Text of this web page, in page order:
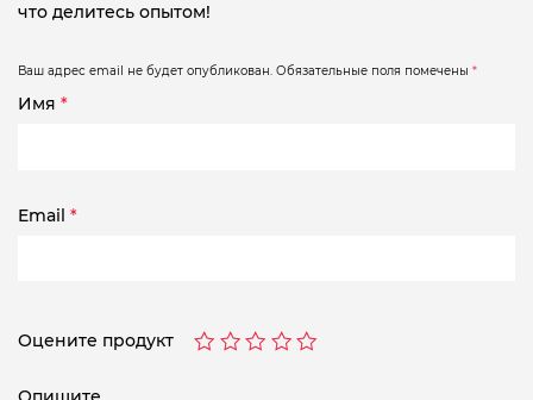
что делитесь опытом!
Ваш адрес email не будет опубликован. Обязательные поля помечены *
Имя *
Email *
Оцените продукт